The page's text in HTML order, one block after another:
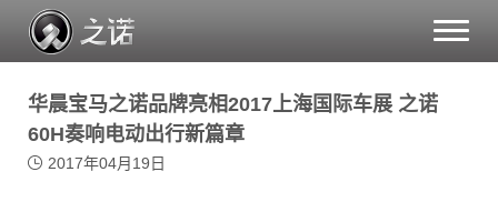
Toggle
华晨宝马之诺品牌亮相2017上海国际车展 之诺
60H奏响电动出行新篇章
2017年04月19日